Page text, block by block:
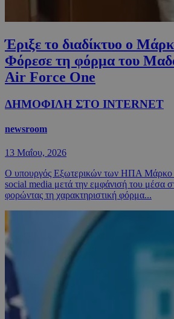
Έριξε το διαδίκτυο ο
Φόρεσε τη φόρμα του
Air Force One
ΔΗΜΟΦΙΛΗ ΣΤΟ INTERNET
newsroom
13 Μαΐου, 2026
Ο υπουργός Εξωτερικών των ΗΠΑ Μάρκο
social media μετά την εμφάνισή του μέσα
φορώντας τη χαρακτηριστική φόρμα...